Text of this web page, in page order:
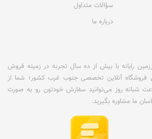
سؤالات متداول
درباره ما
رایانه با بیش از ده سال تجربه در زمینه فروش
فروشگاه آنلاین تخصصی جنوب غرب کشور؛ شما از
شبانه روز می‌توانید سفارش خودتون رو به صورت
ما مشاوره بگیرید.